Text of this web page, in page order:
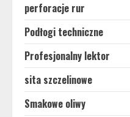
perforacje rur
Podłogi techniczne
Profesjonalny lektor
sita szczelinowe
Smakowe oliwy